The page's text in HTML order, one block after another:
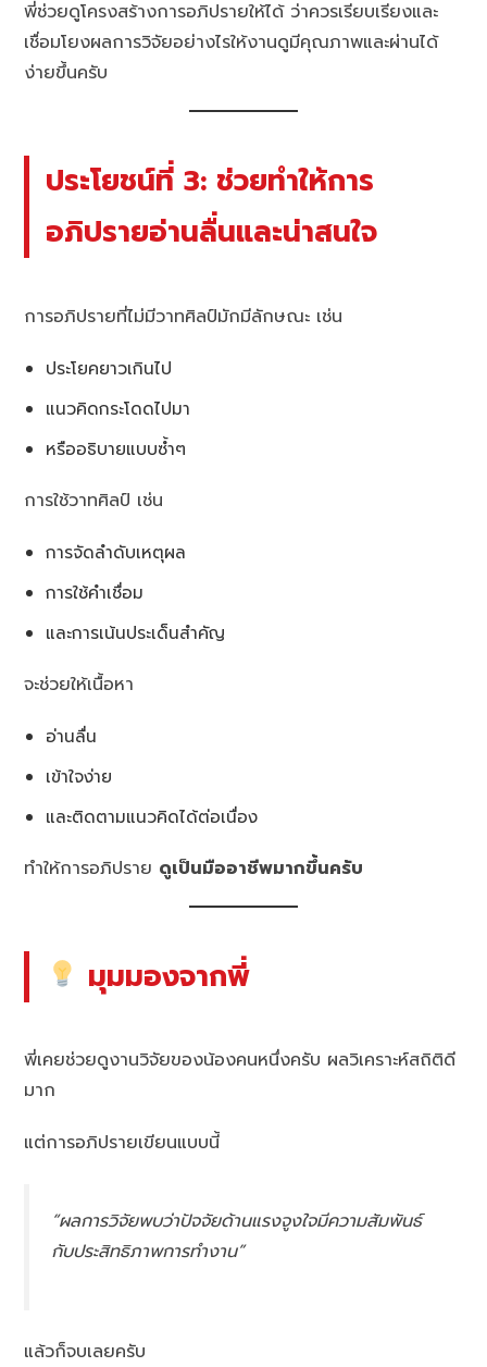
พี่ช่วยดูโครงสร้างการอภิปรายให้ได้ ว่าควรเรียบเรียงและ
เชื่อมโยงผลการวิจัยอย่างไรให้งานดูมีคุณภาพและผ่านได้
ง่ายขึ้นครับ
ประโยชน์ที่ 3: ช่วยทำให้การ
อภิปรายอ่านลื่นและน่าสนใจ
การอภิปรายที่ไม่มีวาทศิลป์มักมีลักษณะ เช่น
ประโยคยาวเกินไป
แนวคิดกระโดดไปมา
หรืออธิบายแบบซ้ำๆ
การใช้วาทศิลป์ เช่น
การจัดลำดับเหตุผล
การใช้คำเชื่อม
และการเน้นประเด็นสำคัญ
จะช่วยให้เนื้อหา
อ่านลื่น
เข้าใจง่าย
และติดตามแนวคิดได้ต่อเนื่อง
ทำให้การอภิปราย ดูเป็นมืออาชีพมากขึ้นครับ
มุมมองจากพี่
พี่เคยช่วยดูงานวิจัยของน้องคนหนึ่งครับ ผลวิเคราะห์สถิติดี
มาก
แต่การอภิปรายเขียนแบบนี้
“ผลการวิจัยพบว่าปัจจัยด้านแรงจูงใจมีความสัมพันธ์
กับประสิทธิภาพการทำงาน”
แล้วก็จบเลยครับ